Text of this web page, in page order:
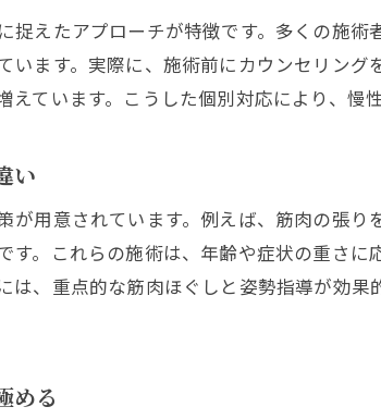
肩こり改善に最適な永福町整体院
永福町整骨院で肩こり施術を選ぶ際
肩こり対策に役立つ口コミの活用
永福エリアで肩こりを根本解消す
捉えたアプローチが特徴です。多くの施
います。実際に、施術前にカウンセリン
ています。こうした個別対応により、慢
い
用意されています。例えば、筋肉の張り
す。これらの施術は、年齢や症状の重さ
は、重点的な筋肉ほぐしと姿勢指導が効
める